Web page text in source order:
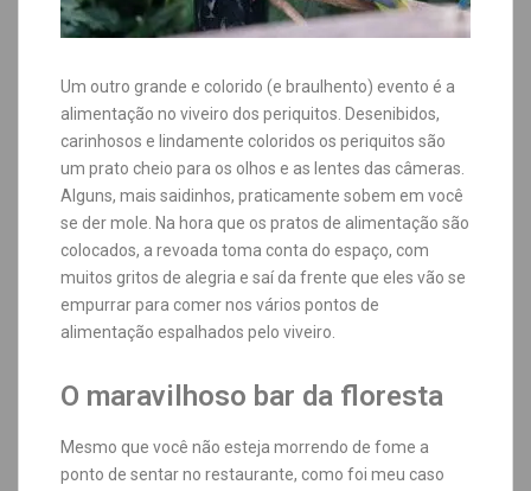
Um outro grande e colorido (e braulhento) evento é a
alimentação no viveiro dos periquitos. Desenibidos,
carinhosos e lindamente coloridos os periquitos são
um prato cheio para os olhos e as lentes das câmeras.
Alguns, mais saidinhos, praticamente sobem em você
se der mole. Na hora que os pratos de alimentação são
colocados, a revoada toma conta do espaço, com
muitos gritos de alegria e saí da frente que eles vão se
empurrar para comer nos vários pontos de
alimentação espalhados pelo viveiro.
O maravilhoso bar da floresta
Mesmo que você não esteja morrendo de fome a
ponto de sentar no restaurante, como foi meu caso